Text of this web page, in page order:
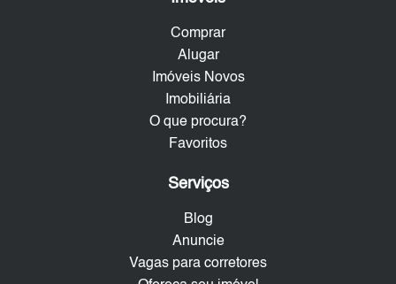
Comprar
Alugar
Imóveis Novos
Imobiliária
O que procura?
Favoritos
Serviços
Blog
Anuncie
Vagas para corretores